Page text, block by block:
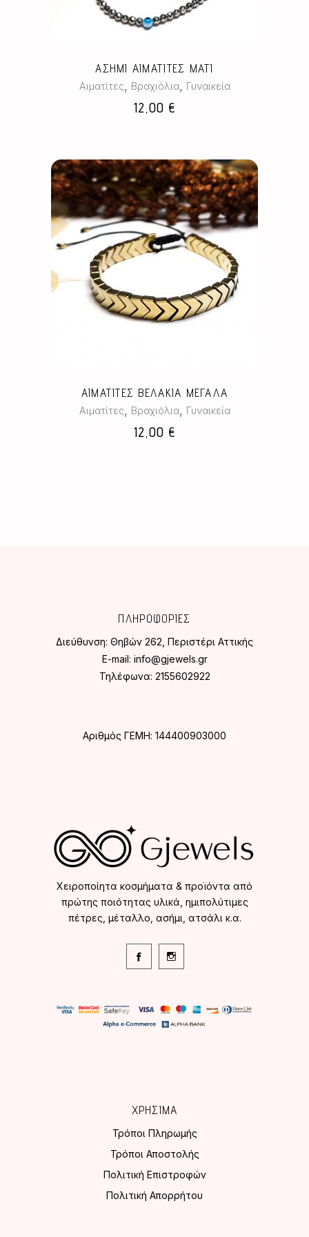
ΑΣΗΜΙ ΑΙΜΑΤΙΤΕΣ ΜΑΤΙ
Αιματίτες, Βραχιόλια, Γυναικεία
12,00 €
ΑΙΜΑΤΙΤΕΣ ΒΕΛΑΚΙΑ ΜΕΓΑΛΑ
Αιματίτες, Βραχιόλια, Γυναικεία
12,00 €
ΠΛΗΡΟΦΟΡΙΕΣ
Διεύθυνση: Θηβών 262, Περιστέρι Αττικής
E-mail: info@gjewels.gr
Τηλέφωνα: 2155602922
Αριθμός ΓΕΜΗ: 144400903000
Χειροποίητα κοσμήματα & προϊόντα από
πρώτης ποιότητας υλικά, ημιπολύτιμες
πέτρες, μέταλλο, ασήμι, ατσάλι κ.α.
ΧΡΗΣΙΜΑ
Τρόποι Πληρωμής
Τρόποι Αποστολής
Πολιτική Επιστροφών
Πολιτική Απορρήτου